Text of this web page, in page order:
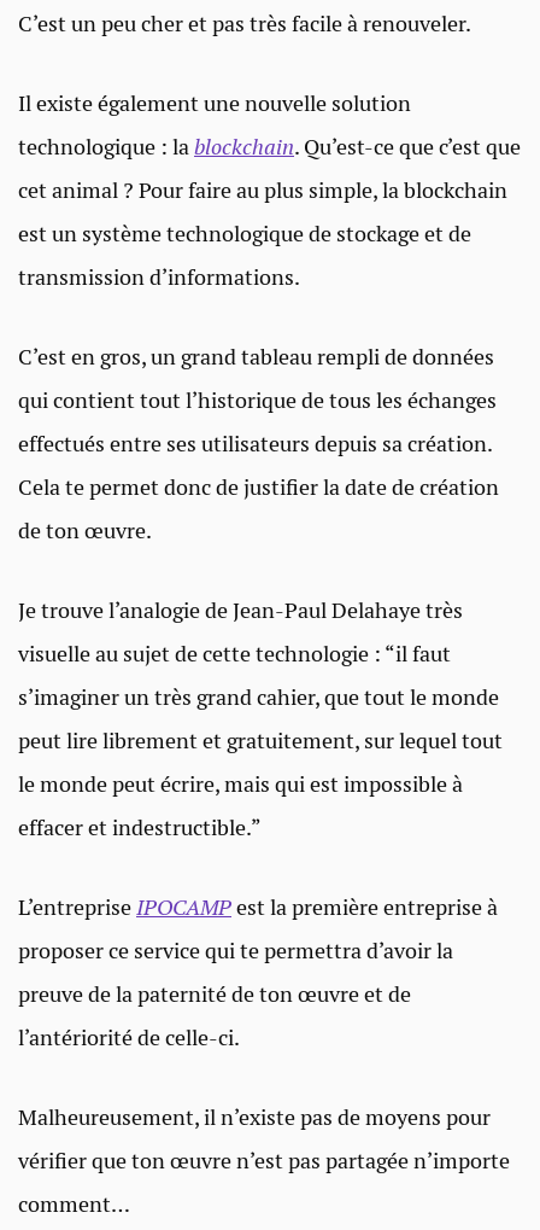
C’est un peu cher et pas très facile à renouveler.
Il existe également une nouvelle solution
technologique : lablockchain. Qu’est-ce que c’est que
cet animal ? Pour faire au plus simple, la blockchain
est un système technologique de stockage et de
transmission d’informations.
C’est en gros, un grand tableau rempli de données
qui contient tout l’historique de tous les échanges
effectués entre ses utilisateurs depuis sa création.
Cela te permet donc de justifier la date de création
de ton œuvre.
Je trouve l’analogie de Jean-Paul Delahaye très
visuelle au sujet de cette technologie : “il faut
s’imaginer un très grand cahier, que tout le monde
peut lire librement et gratuitement, sur lequel tout
le monde peut écrire, mais qui est impossible à
effacer et indestructible.”
L’entrepriseIPOCAMPest la première entreprise à
proposer ce service qui te permettra d’avoir la
preuve de la paternité de ton œuvre et de
l’antériorité de celle-ci.
Malheureusement, il n’existe pas de moyens pour
vérifier que ton œuvre n’est pas partagée n’importe
comment…